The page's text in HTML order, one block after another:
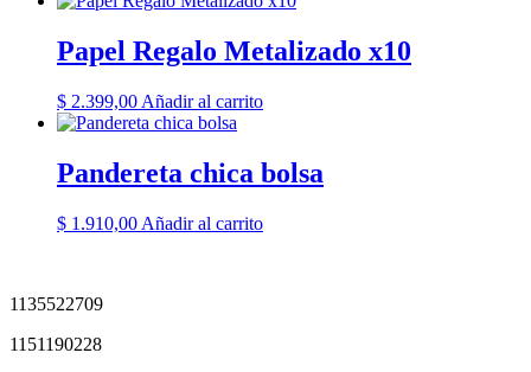
Papel Regalo Metalizado x10
$ 2.399,00 Añadir al carrito
Pandereta chica bolsa
$ 1.910,00 Añadir al carrito
1135522709
1151190228